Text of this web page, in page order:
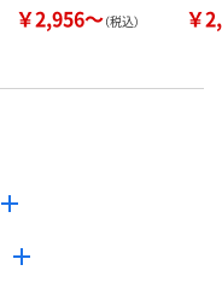
￥2,956～（税込） ￥